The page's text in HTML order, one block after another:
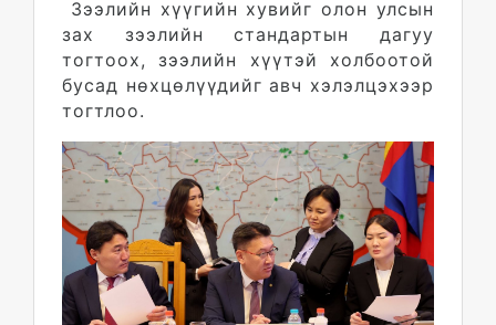
Зээлийн хүүгийн хувийг олон улсын
зах зээлийн стандартын дагуу
тогтоох, зээлийн хүүтэй холбоотой
бусад нөхцөлүүдийг авч хэлэлцэхээр
тогтлоо.